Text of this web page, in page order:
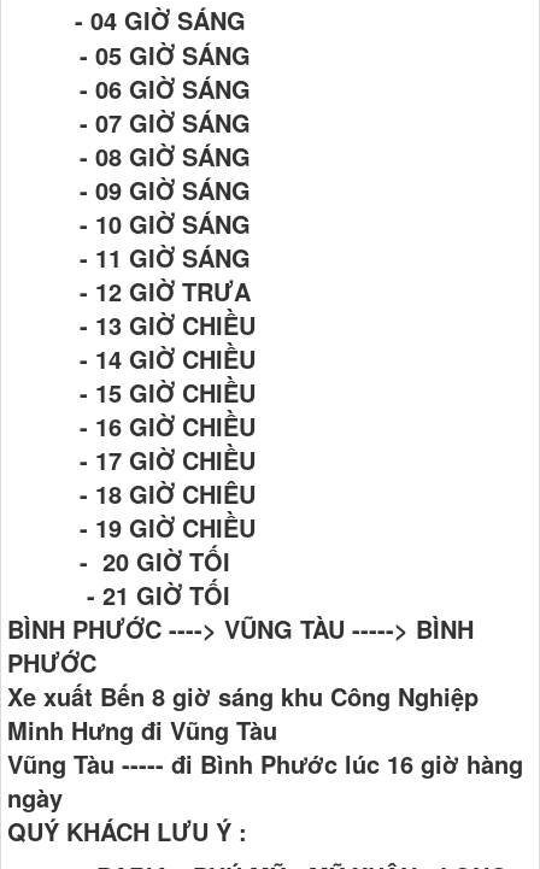
- 04 GIỜ SÁNG
- 05 GIỜ SÁNG
- 06 GIỜ SÁNG
- 07 GIỜ SÁNG
- 08 GIỜ SÁNG
- 09 GIỜ SÁNG
- 10 GIỜ SÁNG
- 11 GIỜ SÁNG
- 12 GIỜ TRƯA
- 13 GIỜ CHIỀU
- 14 GIỜ CHIỀU
- 15 GIỜ CHIỀU
- 16 GIỜ CHIỀU
- 17 GIỜ CHIỀU
- 18 GIỜ CHIÊU
- 19 GIỜ CHIỀU
- 20 GIỜ TỐI
- 21 GIỜ TỐI
BÌNH PHƯỚC ----> VŨNG TÀU -----> BÌNH
PHƯỚC
Xe xuất Bến 8 giờ sáng khu Công Nghiệp
Minh Hưng đi Vũng Tàu
Vũng Tàu ----- đi Bình Phước lúc 16 giờ hàng
ngày
QUÝ KHÁCH LƯU Ý :